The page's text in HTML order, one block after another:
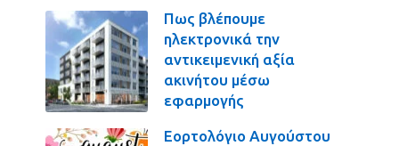
Πως βλέπουμε
ηλεκτρονικά την
αντικειμενική αξία
ακινήτου μέσω
εφαρμογής
Εορτολόγιο Αυγούστου